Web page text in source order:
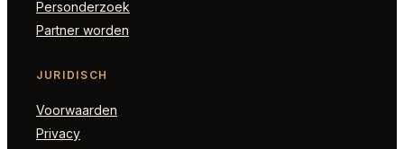
Personderzoek
Partner worden
JURIDISCH
Voorwaarden
Privacy